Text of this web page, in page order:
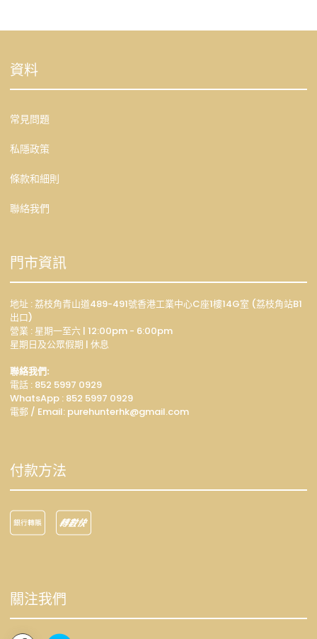
資料
常見問題
私隱政策
條款和細則
聯絡我們
門市資訊
地址 : 荔枝角青山道489-491號香港工業中心C座1樓14G室 (荔枝角站B1
出口)
營業 : 星期一至六 | 12:00pm - 6:00pm
星期日及公眾假期 | 休息
聯絡我們:
電話 : 852 5997 0929
WhatsApp : 852 5997 0929
電郵 / Email: purehunterhk@gmail.com
付款方法
關注我們